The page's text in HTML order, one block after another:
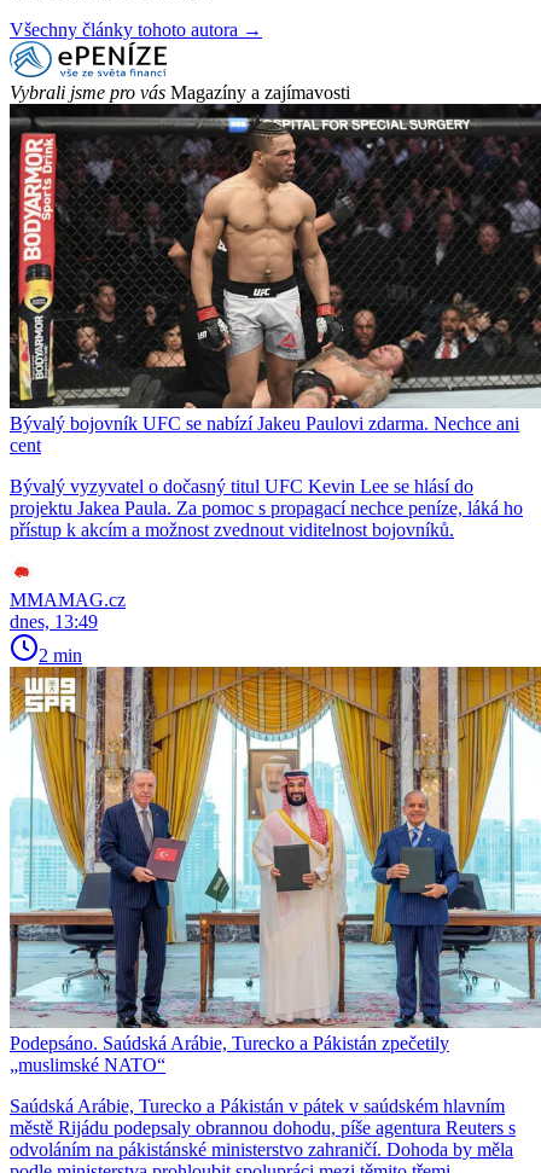
Všechny články tohoto autora →
Vybrali jsme pro vás Magazíny a zajímavosti
Bývalý bojovník UFC se nabízí Jakeu Paulovi zdarma. Nechce ani
cent
Bývalý vyzyvatel o dočasný titul UFC Kevin Lee se hlásí do
projektu Jakea Paula. Za pomoc s propagací nechce peníze, láká ho
přístup k akcím a možnost zvednout viditelnost bojovníků.
MMAMAG.cz
dnes, 13:49
2 min
Podepsáno. Saúdská Arábie, Turecko a Pákistán zpečetily
„muslimské NATO“
Saúdská Arábie, Turecko a Pákistán v pátek v saúdském hlavním
městě Rijádu podepsaly obrannou dohodu, píše agentura Reuters s
odvoláním na pákistánské ministerstvo zahraničí. Dohoda by měla